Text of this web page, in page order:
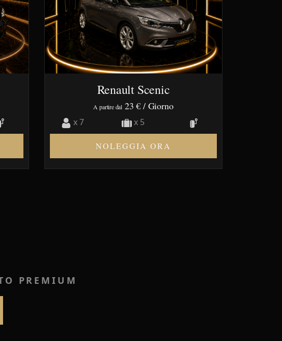
Renault Scenic
A partire dal 23 € / Giorno
x 7 x 5
NOLEGGIA ORA
PREMIUM